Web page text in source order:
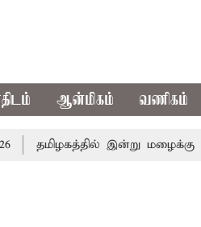
ஆன்மிகம் வணிகம்
தமிழகத்தில் இன்று மழைக்கு